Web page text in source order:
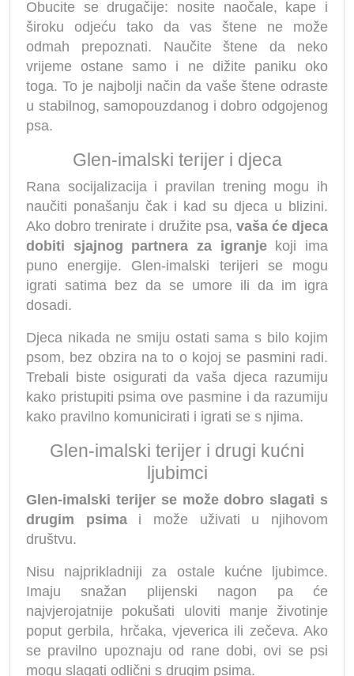
Obucite se drugačije: nosite naočale, kape i
široku odjeću tako da vas štene ne može
odmah prepoznati. Naučite štene da neko
vrijeme ostane samo i ne dižite paniku oko
toga. To je najbolji način da vaše štene odraste
u stabilnog, samopouzdanog i dobro odgojenog
psa.
Glen-imalski terijer i djeca
Rana socijalizacija i pravilan trening mogu ih
naučiti ponašanju čak i kad su djeca u blizini.
Ako dobro trenirate i družite psa, vaša će djeca
dobiti sjajnog partnera za igranjekoji ima
puno energije. Glen-imalski terijeri se mogu
igrati satima bez da se umore ili da im igra
dosadi.
Djeca nikada ne smiju ostati sama s bilo kojim
psom, bez obzira na to o kojoj se pasmini radi.
Trebali biste osigurati da vaša djeca razumiju
kako pristupiti psima ove pasmine i da razumiju
kako pravilno komunicirati i igrati se s njima.
Glen-imalski terijer i drugi kućni
ljubimci
Glen-imalski terijer se može dobro slagati s
drugim psimai može uživati ​​u njihovom
društvu.
Nisu najprikladniji za ostale kućne ljubimce.
Imaju snažan plijenski nagon pa će
najvjerojatnije pokušati uloviti manje životinje
poput gerbila, hrčaka, vjeverica ili zečeva. Ako
se pravilno upoznaju od rane dobi, ovi se psi
mogu slagati odlični s drugim psima.